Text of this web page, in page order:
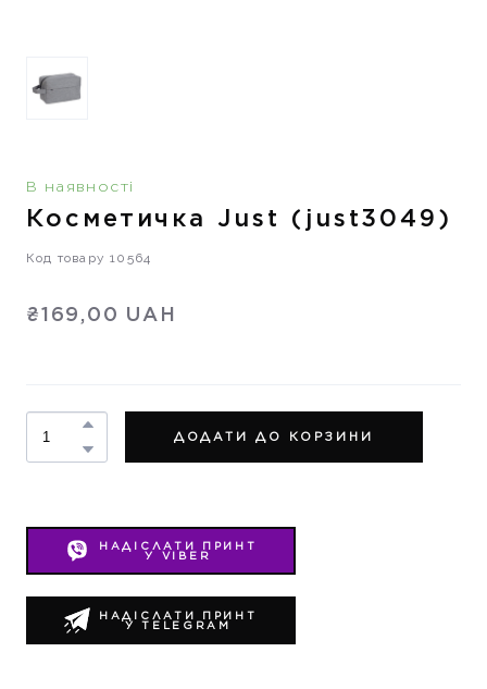
В наявності
Косметичка Just (just3049)
Код товару 10564
₴169,00 UAH
ДОДАТИ ДО КОРЗИНИ
НАДІСЛАТИ ПРИНТ
У VIBER
НАДІСЛАТИ ПРИНТ
У TELEGRAM